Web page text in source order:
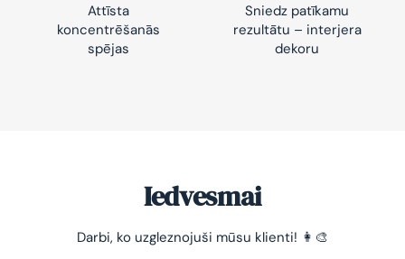
Attīsta
koncentrēšanās
spējas
Sniedz patīkamu
rezultātu – interjera
dekoru
Iedvesmai
Darbi, ko uzgleznojuši mūsu klienti! 👩‍🎨